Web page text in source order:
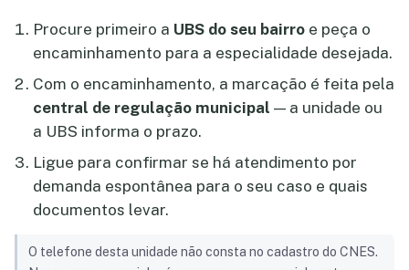
Procure primeiro a UBS do seu bairro e peça o
encaminhamento para a especialidade desejada.
Com o encaminhamento, a marcação é feita pela
central de regulação municipal — a unidade ou
a UBS informa o prazo.
Ligue para confirmar se há atendimento por
demanda espontânea para o seu caso e quais
documentos levar.
O telefone desta unidade não consta no cadastro do CNES.